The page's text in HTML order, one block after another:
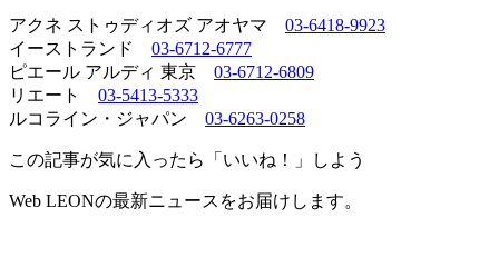
アクネ ストゥディオズ アオヤマ 03-6418-9923
イーストランド 03-6712-6777
ピエール アルディ 東京 03-6712-6809
リエート 03-5413-5333
ルコライン・ジャパン 03-6263-0258
この記事が気に入ったら「いいね！」しよう
Web LEONの最新ニュースをお届けします。